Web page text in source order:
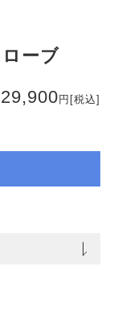
ーブ
29,900円 [税込]